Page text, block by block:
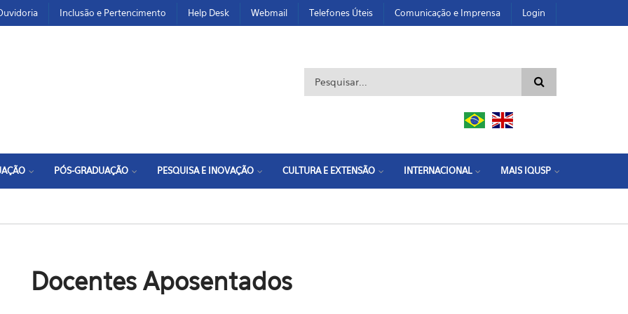
Inclusão e Pertencimento Help Desk Webmail Telefones Úteis Comunicação e Imprensa Login
Formulário de busca
PÓS-GRADUAÇÃO PESQUISA E INOVAÇÃO CULTURA E EXTENSÃO INTERNACIONAL MAIS IQUSP
Docentes Aposentados